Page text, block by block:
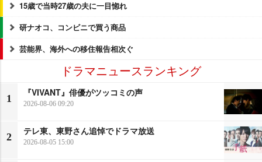
15歳で当時27歳の夫に一目惚れ
研ナオコ、コンビニで買う商品
芸能界、海外への移住報告相次ぐ
ドラマニュースランキング
1
『VIVANT』俳優がツッコミの声
2026-08-06 09:20
2
テレ東、東野さん追悼でドラマ放送
2026-08-05 15:00